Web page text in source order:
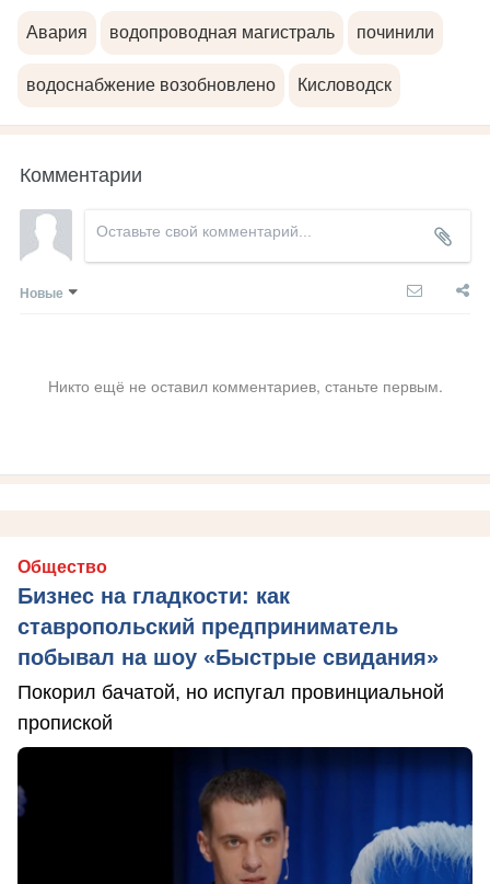
Авария водопроводная магистраль починили
водоснабжение возобновлено Кисловодск
Комментарии
Новые
Никто ещё не оставил комментариев, станьте первым.
Общество
Бизнес на гладкости: как
ставропольский предприниматель
побывал на шоу «Быстрые свидания»
Покорил бачатой, но испугал провинциальной
пропиской